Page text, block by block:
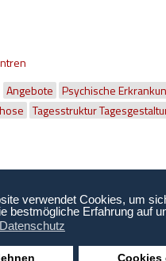
verwendet Cookies, um
bestmögliche Erfahrung auf
Datenschutz
Cookies
Angebote Psychische
Tagesstruktur